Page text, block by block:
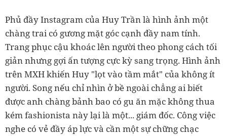
Phủ đầy Instagram của Huy Trần là hình ảnh một
chàng trai có gương mặt góc cạnh đầy nam tính.
Trang phục cậu khoác lên người theo phong cách tối
giản nhưng gợi ấn tượng cực kỳ sang trọng. Hình ảnh
trên MXH khiến Huy "lọt vào tầm mắt" của không ít
người. Song nếu chỉ nhìn ở bề ngoài chẳng ai biết
được anh chàng bảnh bao có gu ăn mặc không thua
kém fashionista này lại là một... giám đốc. Công việc
nghe có vẻ đầy áp lực và cần một sự chững chạc